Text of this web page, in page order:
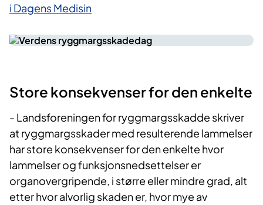
i Dagens Medisin
Store konsekvenser for den enkelte
- Landsforeningen for ryggmargsskadde skriver
at ryggmargsskader med resulterende lammelser
har store konsekvenser for den enkelte hvor
lammelser og funksjonsnedsettelser er
organovergripende, i større eller mindre grad, alt
etter hvor alvorlig skaden er, hvor mye av